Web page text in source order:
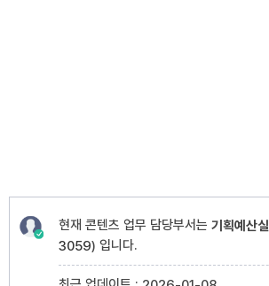
현재 콘텐츠 업무 담당부서는 기획예산실
3059) 입니다.